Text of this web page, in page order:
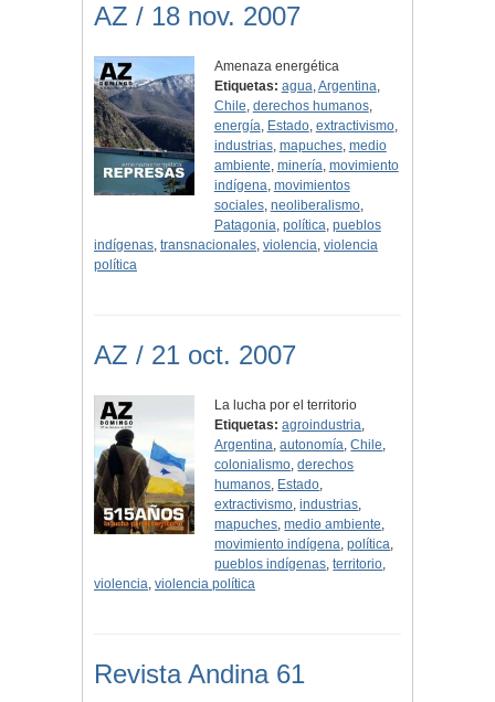
AZ / 18 nov. 2007
Amenaza energética
Etiquetas: agua,Argentina,
Chile, derechos humanos,
energía, Estado, extractivismo,
industrias, mapuches, medio
ambiente, minería, movimiento
indígena, movimientos
sociales, neoliberalismo,
Patagonia, política, pueblos
indígenas, transnacionales, violencia, violencia
política
AZ / 21 oct. 2007
La lucha por el territorio
Etiquetas: agroindustria,
Argentina,autonomía,Chile,
colonialismo,derechos
humanos, Estado,
extractivismo,industrias,
mapuches,medio ambiente,
movimiento indígena,política,
pueblos indígenas,territorio,
violencia, violencia política
Revista Andina 61